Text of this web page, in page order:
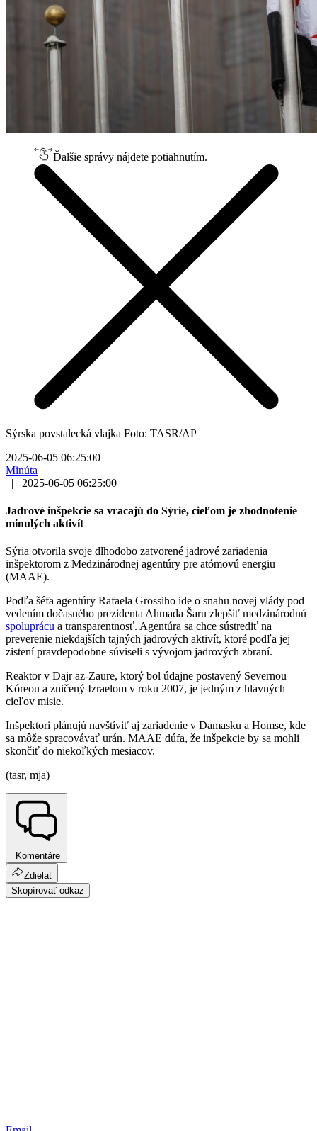
Ďalšie správy nájdete potiahnutím.
Sýrska povstalecká vlajka Foto: TASR/AP
2025-06-05 06:25:00
Minúta
|
2025-06-05 06:25:00
Jadrové inšpekcie sa vracajú do Sýrie, cieľom je zhodnotenie
minulých aktivít
Sýria otvorila svoje dlhodobo zatvorené jadrové zariadenia
inšpektorom z Medzinárodnej agentúry pre atómovú energiu
(MAAE).
Podľa šéfa agentúry Rafaela Grossiho ide o snahu novej vlády pod
vedením dočasného prezidenta Ahmada Šaru zlepšiť medzinárodnú
spoluprácu a transparentnosť. Agentúra sa chce sústrediť na
preverenie niekdajších tajných jadrových aktivít, ktoré podľa jej
zistení pravdepodobne súviseli s vývojom jadrových zbraní.
Reaktor v Dajr az-Zaure, ktorý bol údajne postavený Severnou
Kóreou a zničený Izraelom v roku 2007, je jedným z hlavných
cieľov misie.
Inšpektori plánujú navštíviť aj zariadenie v Damasku a Homse, kde
sa môže spracovávať urán. MAAE dúfa, že inšpekcie by sa mohli
skončiť do niekoľkých mesiacov.
(tasr, mja)
Komentáre
Zdielať
Skopírovať odkaz